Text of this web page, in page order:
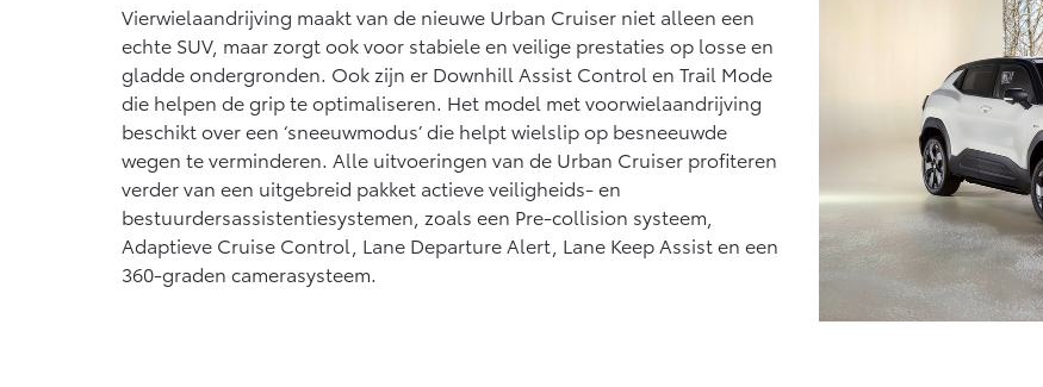
Vierwielaandrijving maakt van de nieuwe Urban Cruiser niet alleen een
echte SUV, maar zorgt ook voor stabiele en veilige prestaties op losse en
gladde ondergronden. Ook zijn er Downhill Assist Control en Trail Mode
die helpen de grip te optimaliseren. Het model met voorwielaandrijving
beschikt over een ‘sneeuwmodus’ die helpt wielslip op besneeuwde
wegen te verminderen. Alle uitvoeringen van de Urban Cruiser profiteren
verder van een uitgebreid pakket actieve veiligheids- en
bestuurdersassistentiesystemen, zoals een Pre-collision systeem,
Adaptieve Cruise Control, Lane Departure Alert, Lane Keep Assist en een
360-graden camerasysteem.